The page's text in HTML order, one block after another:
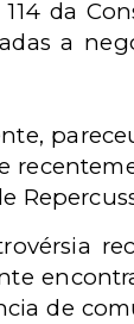
da
a
de